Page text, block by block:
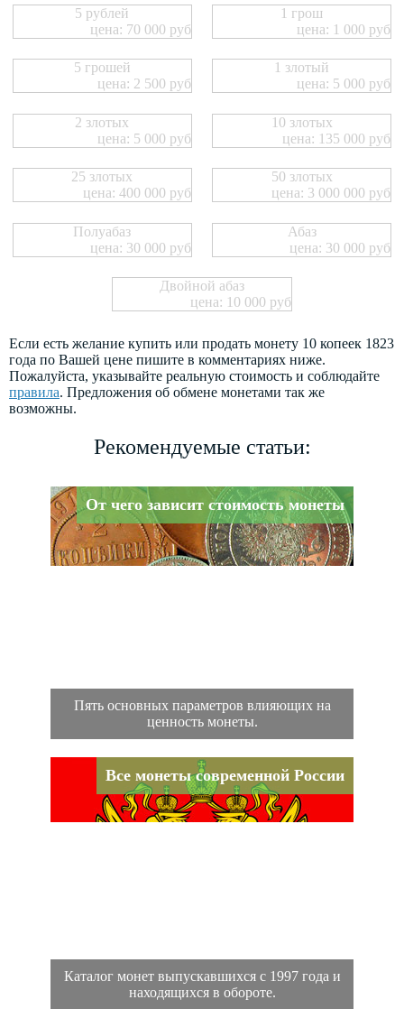
5 рублей
цена: 70 000 руб
1 грош
цена: 1 000 руб
5 грошей
цена: 2 500 руб
1 злотый
цена: 5 000 руб
2 злотых
цена: 5 000 руб
10 злотых
цена: 135 000 руб
25 злотых
цена: 400 000 руб
50 злотых
цена: 3 000 000 руб
Полуабаз
цена: 30 000 руб
Абаз
цена: 30 000 руб
Двойной абаз
цена: 10 000 руб
Если есть желание купить или продать монету 10 копеек 1823
года по Вашей цене пишите в комментариях ниже.
Пожалуйста, указывайте реальную стоимость и соблюдайте
правила. Предложения об обмене монетами так же
возможны.
Рекомендуемые статьи:
От чего зависит стоимость монеты
Пять основных параметров влияющих на
ценность монеты.
Все монеты современной России
Каталог монет выпускавшихся с 1997 года и
находящихся в обороте.